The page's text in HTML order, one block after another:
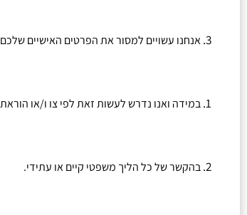
אנחנו עשויים למסור את הפרטים האישיים שלכם
במידה ואנו נדרש לעשות זאת לפי צו ו/או
בהקשר של כל הליך משפטי קיים או עתידי.